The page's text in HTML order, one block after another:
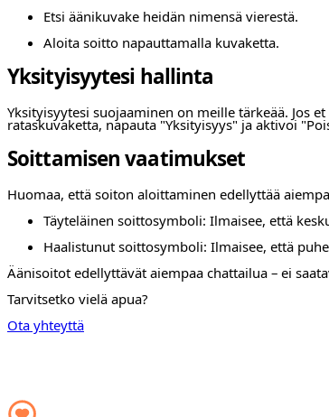
Etsi äänikuvake heidän nimensä vierestä.
Aloita soitto napauttamalla kuvaketta.
Yksityisyytesi hallinta
Yksityisyytesi suojaaminen on meille tärkeää. Jos
rataskuvaketta, napauta "Yksityisyys" ja aktivoi
Soittamisen vaatimukset
Huomaa, että soiton aloittaminen edellyttää
Täyteläinen soittosymboli: Ilmaisee, että
Haalistunut soittosymboli: Ilmaisee, että
Äänisoitot edellyttävät aiempaa chattailua – ei
Tarvitsetko vielä apua?
Ota yhteyttä